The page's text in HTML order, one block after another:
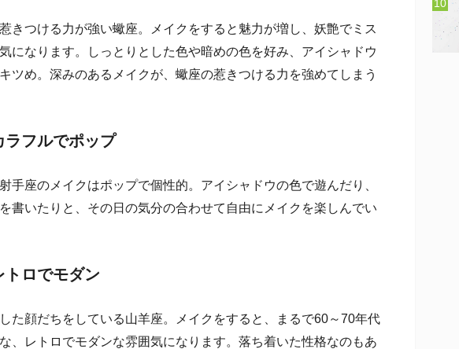
きつける力が強い蠍座。メイクをすると魅力が増し、妖艶でミス
になります。しっとりとした色や暗めの色を好み、アイシャドウ
ツめ。深みのあるメイクが、蠍座の惹きつける力を強めてしまう
フルでポップ
手座のメイクはポップで個性的。アイシャドウの色で遊んだり、
書いたりと、その日の気分の合わせて自由にメイクを楽しんでい
ロでモダン
た顔だちをしている山羊座。メイクをすると、まるで60～70年代
、レトロでモダンな雰囲気になります。落ち着いた性格なのもあ